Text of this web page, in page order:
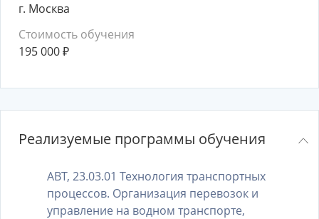
г. Москва
Стоимость обучения
195 000₽
Реализуемые программы обучения
АВТ, 23.03.01 Технология транспортных
процессов. Организация перевозок и
управление на водном транспорте,